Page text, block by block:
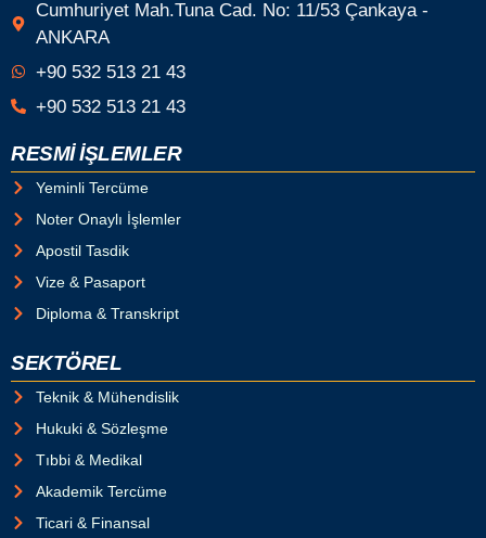
Cumhuriyet Mah.Tuna Cad. No: 11/53 Çankaya -
ANKARA
+90 532 513 21 43
+90 532 513 21 43
RESMİ İŞLEMLER
Yeminli Tercüme
Noter Onaylı İşlemler
Apostil Tasdik
Vize & Pasaport
Diploma & Transkript
SEKTÖREL
Teknik & Mühendislik
Hukuki & Sözleşme
Tıbbi & Medikal
Akademik Tercüme
Ticari & Finansal